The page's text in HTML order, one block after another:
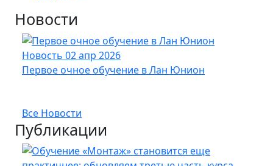
Новости
Новость 02 апр 2026
Первое очное обучение в Лан Юнион
Все Новости
Публикации